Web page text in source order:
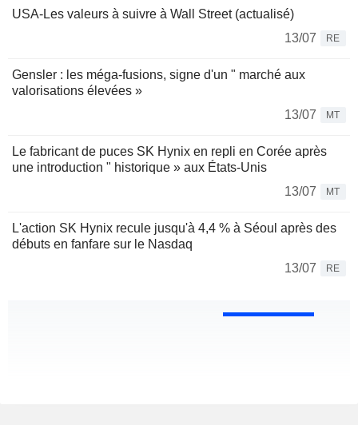
USA-Les valeurs à suivre à Wall Street (actualisé)
13/07
RE
Gensler : les méga-fusions, signe d'un " marché aux
valorisations élevées »
13/07
MT
Le fabricant de puces SK Hynix en repli en Corée après
une introduction " historique » aux États-Unis
13/07
MT
L'action SK Hynix recule jusqu'à 4,4 % à Séoul après des
débuts en fanfare sur le Nasdaq
13/07
RE